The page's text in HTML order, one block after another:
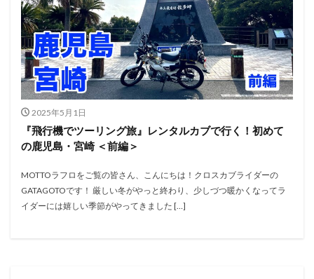
2025年5月1日
『飛行機でツーリング旅』レンタルカブで行く！初めて
の鹿児島・宮崎 ＜前編＞
MOTTOラフロをご覧の皆さん、こんにちは！クロスカブライダーの
GATAGOTOです！ 厳しい冬がやっと終わり、少しづつ暖かくなってラ
イダーには嬉しい季節がやってきました […]